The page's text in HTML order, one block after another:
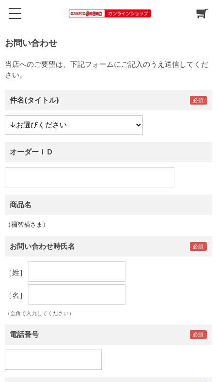
お問い合わせ
当店へのご要望は、下記フォームにご記入のうえ送信してくだ
さい。
件名(タイトル)
オーダーＩＤ
商品名
（禰智禍さま）
お問い合わせ時氏名
［姓］
［名］
（全角で入力してください）
電話番号